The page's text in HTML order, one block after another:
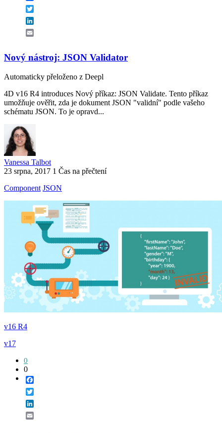
Nový nástroj: JSON Validator
Automaticky přeloženo z Deepl
4D v16 R4 introduces Nový příkaz: JSON Validate. Tento příkaz
umožňuje ověřit, zda je dokument JSON "validní" podle vašeho
schématu JSON. To je opravd...
Vanessa Talbot
23 srpna, 2017 1 Čas na přečtení
Component JSON
v16 R4
v17
0
0